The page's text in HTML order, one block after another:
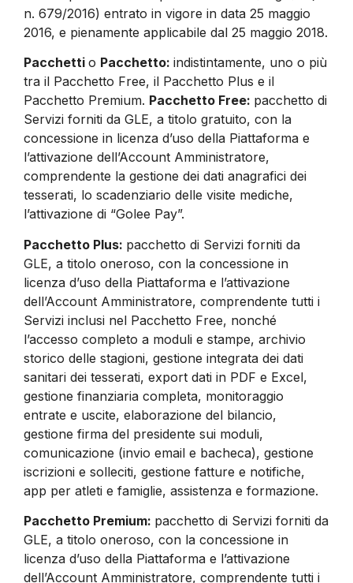
n. 679/2016) entrato in vigore in data 25 maggio
2016, e pienamente applicabile dal 25 maggio 2018.
Pacchetti o Pacchetto: indistintamente, uno o più
tra il Pacchetto Free, il Pacchetto Plus e il
Pacchetto Premium. Pacchetto Free: pacchetto di
Servizi forniti da GLE, a titolo gratuito, con la
concessione in licenza d’uso della Piattaforma e
l’attivazione dell’Account Amministratore,
comprendente la gestione dei dati anagrafici dei
tesserati, lo scadenziario delle visite mediche,
l’attivazione di “Golee Pay”.
Pacchetto Plus: pacchetto di Servizi forniti da
GLE, a titolo oneroso, con la concessione in
licenza d’uso della Piattaforma e l’attivazione
dell’Account Amministratore, comprendente tutti i
Servizi inclusi nel Pacchetto Free, nonché
l’accesso completo a moduli e stampe, archivio
storico delle stagioni, gestione integrata dei dati
sanitari dei tesserati, export dati in PDF e Excel,
gestione finanziaria completa, monitoraggio
entrate e uscite, elaborazione del bilancio,
gestione firma del presidente sui moduli,
comunicazione (invio email e bacheca), gestione
iscrizioni e solleciti, gestione fatture e notifiche,
app per atleti e famiglie, assistenza e formazione.
Pacchetto Premium: pacchetto di Servizi forniti da
GLE, a titolo oneroso, con la concessione in
licenza d’uso della Piattaforma e l’attivazione
dell’Account Amministratore, comprendente tutti i